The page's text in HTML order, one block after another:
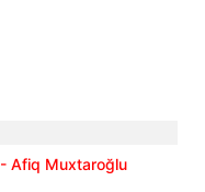
- Afiq Muxtaroğlu